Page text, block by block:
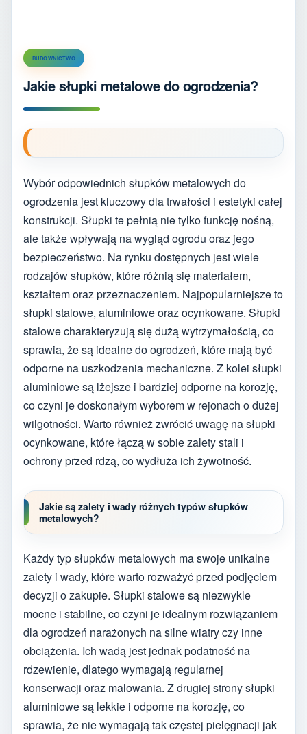
BUDOWNICTWO
Jakie słupki metalowe do ogrodzenia?
Wybór odpowiednich słupków metalowych do
ogrodzenia jest kluczowy dla trwałości i estetyki całej
konstrukcji. Słupki te pełnią nie tylko funkcję nośną,
ale także wpływają na wygląd ogrodu oraz jego
bezpieczeństwo. Na rynku dostępnych jest wiele
rodzajów słupków, które różnią się materiałem,
kształtem oraz przeznaczeniem. Najpopularniejsze to
słupki stalowe, aluminiowe oraz ocynkowane. Słupki
stalowe charakteryzują się dużą wytrzymałością, co
sprawia, że są idealne do ogrodzeń, które mają być
odporne na uszkodzenia mechaniczne. Z kolei słupki
aluminiowe są lżejsze i bardziej odporne na korozję,
co czyni je doskonałym wyborem w rejonach o dużej
wilgotności. Warto również zwrócić uwagę na słupki
ocynkowane, które łączą w sobie zalety stali i
ochrony przed rdzą, co wydłuża ich żywotność.
Jakie są zalety i wady różnych typów słupków
metalowych?
Każdy typ słupków metalowych ma swoje unikalne
zalety i wady, które warto rozważyć przed podjęciem
decyzji o zakupie. Słupki stalowe są niezwykle
mocne i stabilne, co czyni je idealnym rozwiązaniem
dla ogrodzeń narażonych na silne wiatry czy inne
obciążenia. Ich wadą jest jednak podatność na
rdzewienie, dlatego wymagają regularnej
konserwacji oraz malowania. Z drugiej strony słupki
aluminiowe są lekkie i odporne na korozję, co
sprawia, że nie wymagają tak częstej pielęgnacji jak